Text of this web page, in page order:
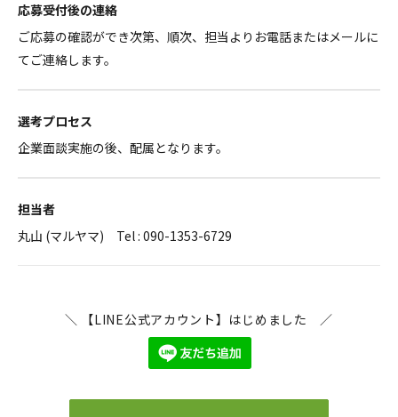
応募受付後の連絡
ご応募の確認ができ次第、順次、担当よりお電話またはメールに
てご連絡します。
選考プロセス
企業面談実施の後、配属となります。
担当者
丸山 (マルヤマ) Tel : 090-1353-6729
＼ 【LINE公式アカウント】はじめました ／